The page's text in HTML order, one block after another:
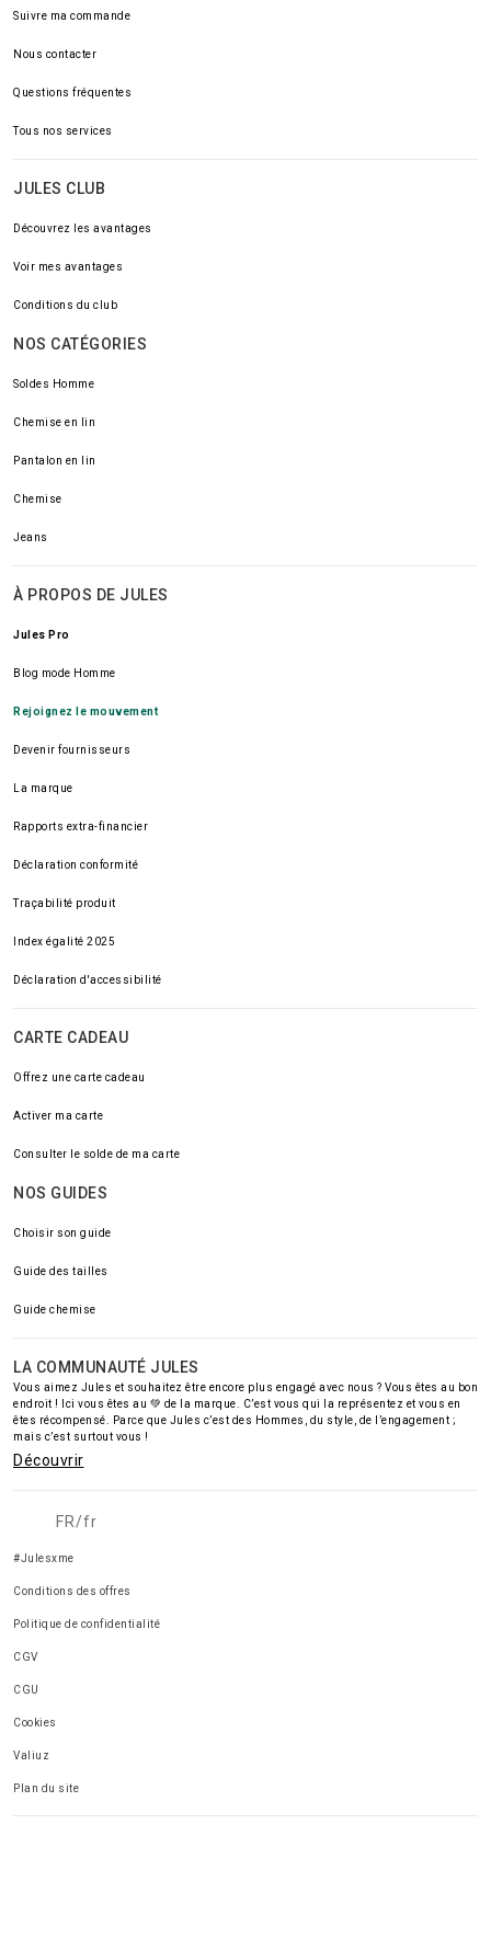
Suivre ma commande
Nous contacter
Questions fréquentes
Tous nos services
JULES CLUB
Découvrez les avantages
Voir mes avantages
Conditions du club
NOS CATÉGORIES
Soldes Homme
Chemise en lin
Pantalon en lin
Chemise
Jeans
À PROPOS DE JULES
Jules Pro
Blog mode Homme
Rejoignez le mouvement
Devenir fournisseurs
La marque
Rapports extra-financier
Déclaration conformité
Traçabilité produit
Index égalité 2025
Déclaration d'accessibilité
CARTE CADEAU
Offrez une carte cadeau
Activer ma carte
Consulter le solde de ma carte
NOS GUIDES
Choisir son guide
Guide des tailles
Guide chemise
LA COMMUNAUTÉ JULES
Vous aimez Jules et souhaitez être encore plus engagé avec nous ? Vous êtes au bon
endroit ! Ici vous êtes au 💚 de la marque. C’est vous qui la représentez et vous en
êtes récompensé. Parce que Jules c’est des Hommes, du style, de l’engagement ;
mais c’est surtout vous !
Découvrir
FR/fr
#Julesxme
Conditions des offres
Politique de confidentialité
CGV
CGU
Cookies
Valiuz
Plan du site